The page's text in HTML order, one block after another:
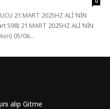
21 MART 2025HZ ALİ ‘NİN
598) 21 MART 2025HZ ALİ ‘NİN
05/06...
alıp Gitme